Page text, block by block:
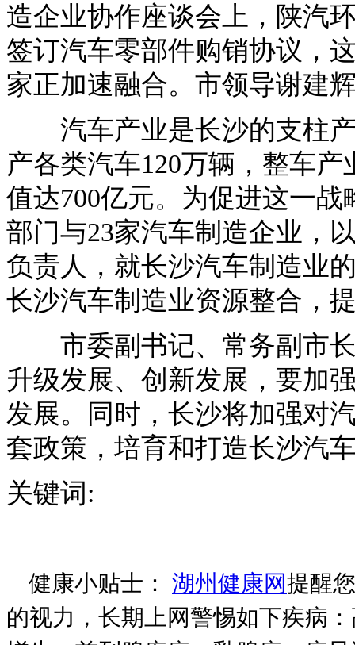
造企业协作座谈会上，陕汽
签订汽车零部件购销协议，
家正加速融合。市领导谢建
汽车产业是长沙的支柱产
产各类汽车120万辆，整车
值达700亿元。为促进这一
部门与23家汽车制造企业，
负责人，就长沙汽车制造业
长沙汽车制造业资源整合，
市委副书记、常务副市长
升级发展、创新发展，要加
发展。同时，长沙将加强对
套政策，培育和打造长沙汽
关键词:
健康小贴士： 湖州健康网提醒
的视力，长期上网警惕如下疾病